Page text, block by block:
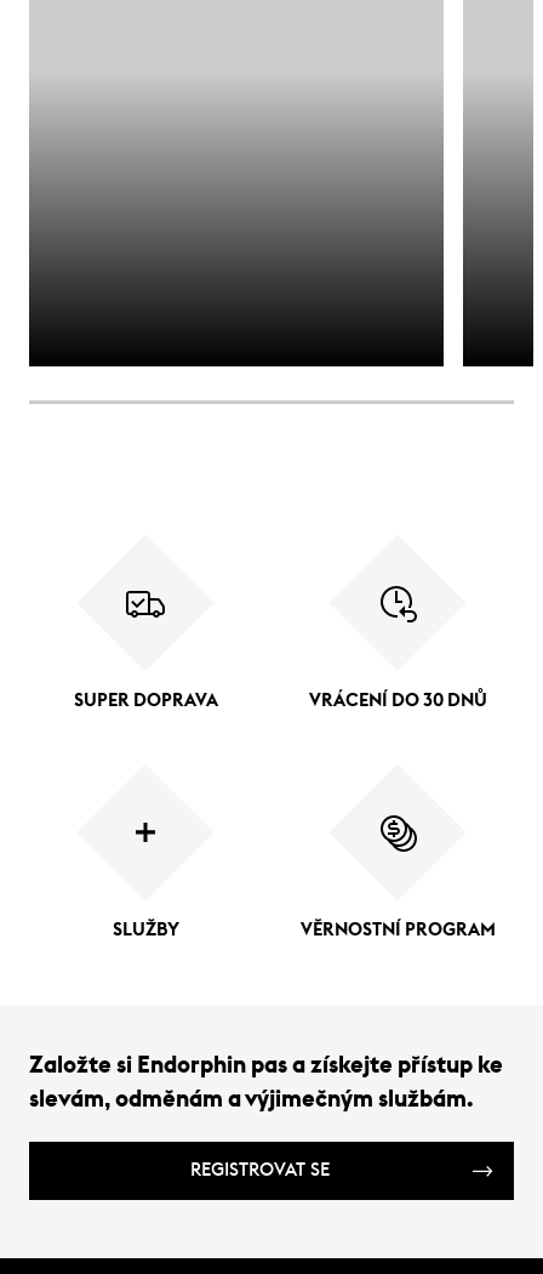
SUPER DOPRAVA VRÁCENÍ DO 30 DNŮ
SLUŽBY VĚRNOSTNÍ PROGRAM
Založte si Endorphin pas a získejte přístup ke
slevám, odměnám a výjimečným službám.
REGISTROVAT SE